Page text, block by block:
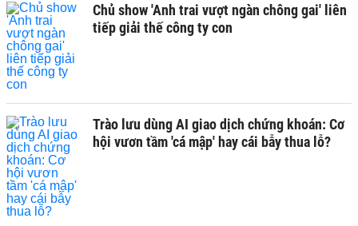
Chủ show 'Anh trai vượt ngàn chông gai' liên
tiếp giải thế công ty con
Trào lưu dùng AI giao dịch chứng khoán: Cơ
hội vươn tầm 'cá mập' hay cái bẫy thua lỗ?